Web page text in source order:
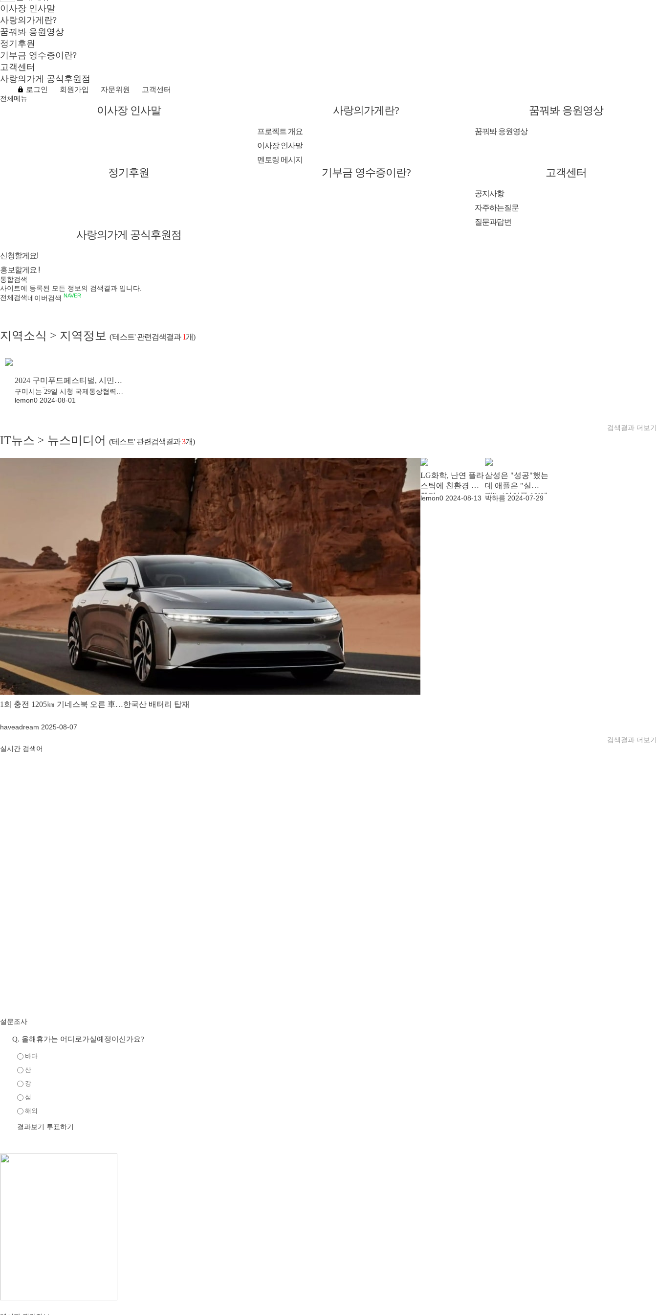
이사장 인사말
사랑의가게란?
꿈꿔봐 응원영상
정기후원
기부금 영수증이란?
고객센터
사랑의가게 공식후원점
로그인 회원가입 자문위원 고객센터
전체메뉴
이사장 인사말 사랑의가게란?
프로젝트 개요
이사장 인사말
멘토링 메시지
꿈꿔봐 응원영상
꿈꿔봐 응원영상
정기후원 기부금 영수증이란? 고객센터
공지사항
자주하는질문
질문과답변
사랑의가게 공식후원점
신청할게요!
홍보할게요 !
통합검색
사이트에 등록된 모든 정보의 검색결과 입니다.
전체검색네이버검색 NAVER
지역소식 > 지역정보 ('테스트'관련검색결과 1개)
2024 구미푸드페스티벌, 시민감
동 음식축제로 준비 본격화
구미시는 29일 시청 국제통상협력실
에서 ‘2024 구미푸드페스티벌’ 추진
상가번영회, 관련 부서장 등 30여 명
이 참석했다. 이번 축제는 '맛남⁺⁺, 그
음식의 만남(먹거리존) △음식과 문
lemon0 2024-08-01
검색결과 더보기
IT뉴스 > 뉴스미디어 ('테스트'관련검색결과3개)
1회 충전 1205㎞ 기네스북 오른 車…한국산 배터리 탑재
haveadream 2025-08-07
LG화학, 난연 플라
스틱에 친환경 더
했다
lemon0 2024-08-13
삼성은 "성공"했는
데 애플은 "실
패"...‘아이폰 16’에
박하름 2024-07-29
검색결과 더보기
실시간 검색어
설문조사
Q. 올해휴가는 어디로가실예정이신가요?
바다
산
강
섬
해외
결과보기 투표하기